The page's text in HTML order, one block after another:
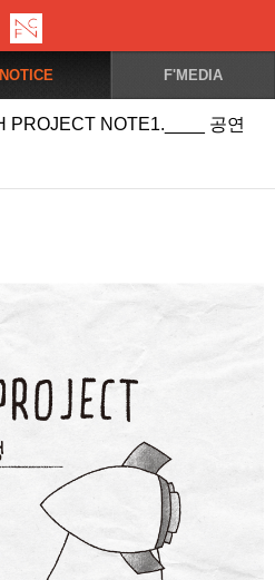
NOTICE F'MEDIA
PROJECT NOTE1.____ 공연